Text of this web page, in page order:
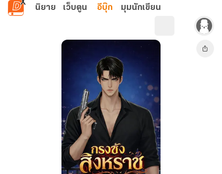
ข้ามไปยังเนื้อหาหลัก
นิยาย เว็บตูน อีบุ๊ก มุมนักเขียน